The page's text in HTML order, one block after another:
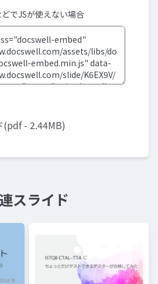
どでJSが使えない場合
(pdf - 2.44MB)
スライド